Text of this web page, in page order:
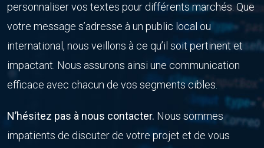
personnaliser vos textes pour différents marchés. Que
votre message s’adresse à un public local ou
international, nous veillons à ce qu’il soit pertinent et
impactant. Nous assurons ainsi une communication
efficace avec chacun de vos segments cibles.
N’hésitez pas à nous contacter. Nous sommes
impatients de discuter de votre projet et de vous